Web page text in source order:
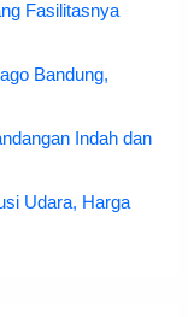
Fasilitasnya
Bandung,
Indah dan
Udara, Harga